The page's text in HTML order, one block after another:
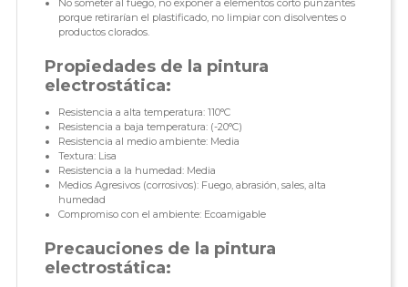
No someter al fuego, no exponer a elementos corto punzantes
porque retirarían el plastificado, no limpiar con disolventes o
productos clorados.
Propiedades de la pintura
electrostática:
Resistencia a alta temperatura: 110°C
Resistencia a baja temperatura: (-20°C)
Resistencia al medio ambiente: Media
Textura: Lisa
Resistencia a la humedad: Media
Medios Agresivos (corrosivos): Fuego, abrasión, sales, alta
humedad
Compromiso con el ambiente: Ecoamigable
Precauciones de la pintura
electrostática: